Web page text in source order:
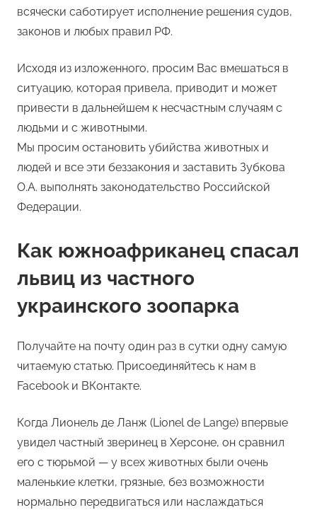
всячески саботирует исполнение решения судов,
законов и любых правил РФ.
Исходя из изложенного, просим Вас вмешаться в
ситуацию, которая привела, приводит и может
привести в дальнейшем к несчастным случаям с
людьми и с животными.
Мы просим остановить убийства животных и
людей и все эти беззакония и заставить Зубкова
О.А. выполнять законодательство Российской
Федерации.
Как южноафриканец спасал
львиц из частного
украинского зоопарка
Получайте на почту один раз в сутки одну самую
читаемую статью. Присоединяйтесь к нам в
Facebook и ВКонтакте.
Когда Лионель де Ланж (Lionel de Lange) впервые
увидел частный зверинец в Херсоне, он сравнил
его с тюрьмой — у всех животных были очень
маленькие клетки, грязные, без возможности
нормально передвигаться или наслаждаться